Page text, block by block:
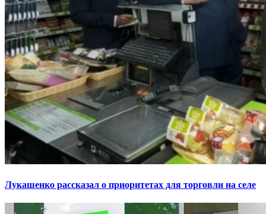
Лукашенко рассказал о приоритетах для торговли на селе